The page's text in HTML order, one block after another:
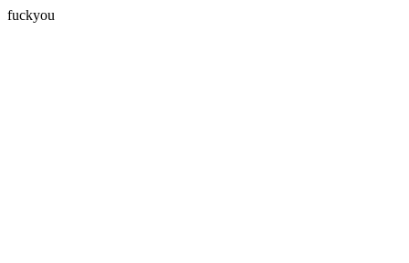
fuckyou